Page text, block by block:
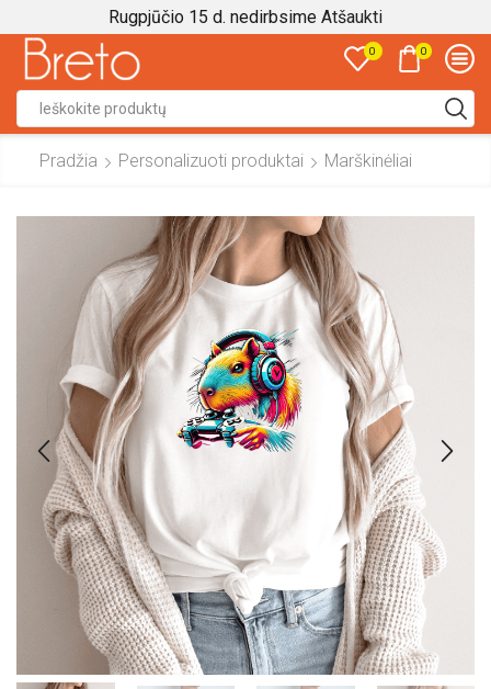
Rugpjūčio 15 d. nedirbsime Atšaukti
0 0
input
Pradžia Personalizuoti produktai Marškinėliai